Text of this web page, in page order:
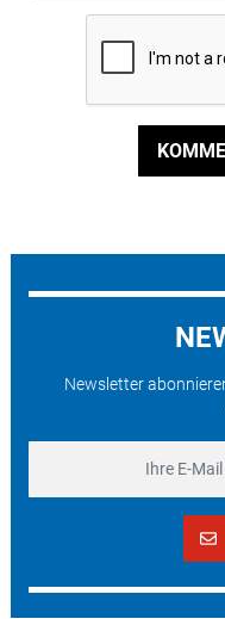
Newsletter